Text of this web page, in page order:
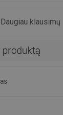
klausimų
produktą